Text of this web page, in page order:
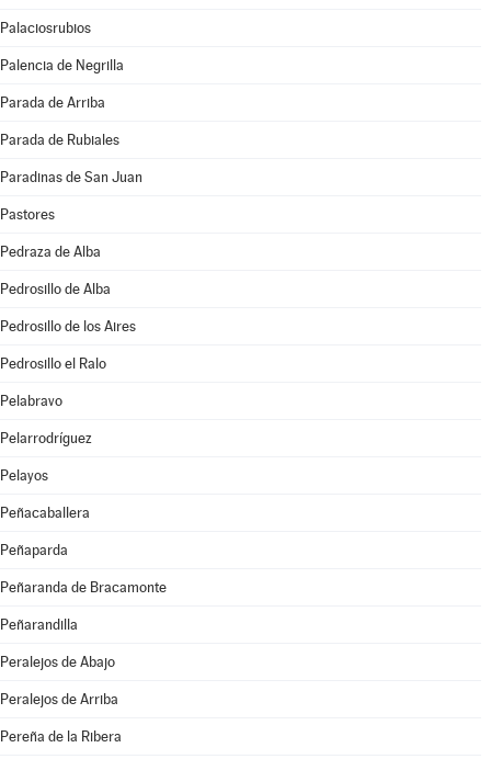
Palaciosrubios
Palencia de Negrilla
Parada de Arriba
Parada de Rubiales
Paradinas de San Juan
Pastores
Pedraza de Alba
Pedrosillo de Alba
Pedrosillo de los Aires
Pedrosillo el Ralo
Pelabravo
Pelarrodríguez
Pelayos
Peñacaballera
Peñaparda
Peñaranda de Bracamonte
Peñarandilla
Peralejos de Abajo
Peralejos de Arriba
Pereña de la Ribera